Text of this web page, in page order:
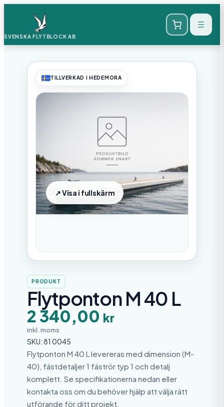
SVENSKA FLYTBLOCK AB
TILLVERKAD I HEDEMORA
PRODUKT
Flytponton M 40 L
2 340,00 kr
inkl. moms
SKU:81 0045
Flytponton M 40 L levereras med dimension (M-
40), fästdetaljer 1 fäströr typ 1 och detalj
komplett. Se specifikationerna nedan eller
kontakta oss om du behöver hjälp att välja rätt
utförande för ditt projekt.